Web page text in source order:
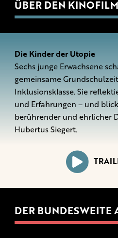
ÜBER DEN KINOFILM
Die Kinder der Utopie
Sechs junge Erwachsene
gemeinsame
Inklusionsklasse. Sie
und Erfahrungen – und
berührender und ehrlicher
Hubertus Siegert.
DER